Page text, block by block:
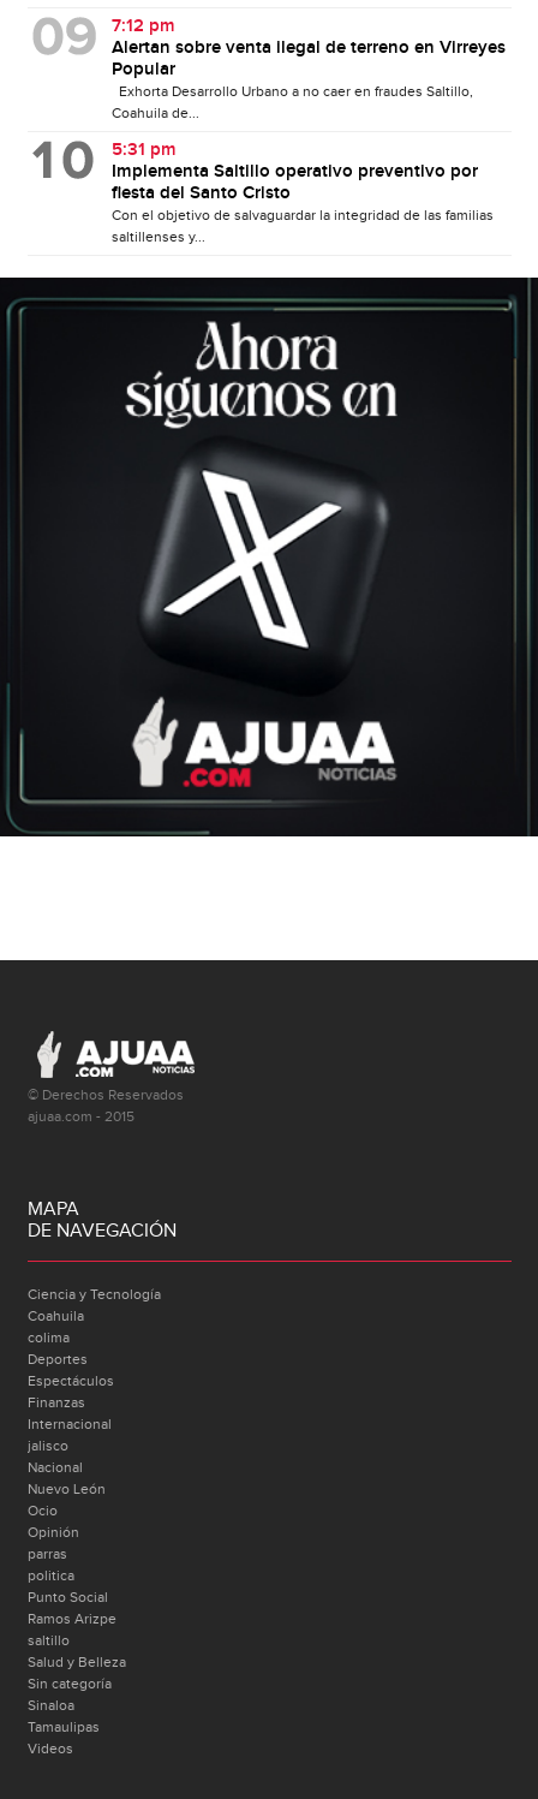
7:12 pm
Alertan sobre venta ilegal de terreno en Virreyes
Popular
Exhorta Desarrollo Urbano a no caer en fraudes Saltillo,
Coahuila de...
5:31 pm
Implementa Saltillo operativo preventivo por
fiesta del Santo Cristo
Con el objetivo de salvaguardar la integridad de las familias
saltillenses y...
© Derechos Reservados
ajuaa.com - 2015
MAPA
DE NAVEGACIÓN
Ciencia y Tecnología
Coahuila
colima
Deportes
Espectáculos
Finanzas
Internacional
jalisco
Nacional
Nuevo León
Ocio
Opinión
parras
politica
Punto Social
Ramos Arizpe
saltillo
Salud y Belleza
Sin categoría
Sinaloa
Tamaulipas
Videos